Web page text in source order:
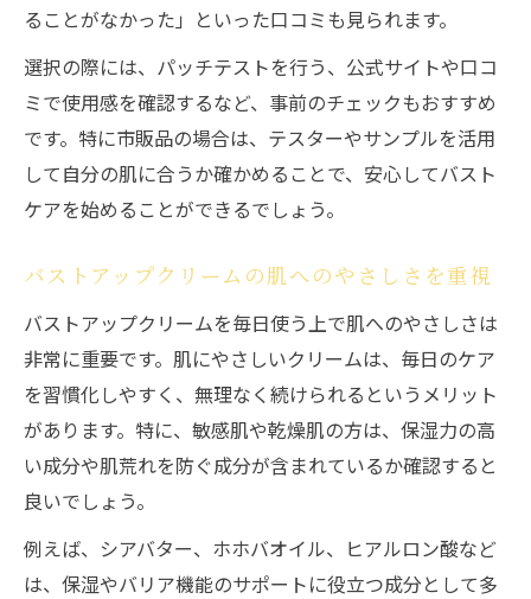
ることがなかった」といった口コミも見られます。
選択の際には、パッチテストを行う、公式サイトや口コ
ミで使用感を確認するなど、事前のチェックもおすすめ
です。特に市販品の場合は、テスターやサンプルを活用
して自分の肌に合うか確かめることで、安心してバスト
ケアを始めることができるでしょう。
バストアップクリームの肌へのやさしさを重視
バストアップクリームを毎日使う上で肌へのやさしさは
非常に重要です。肌にやさしいクリームは、毎日のケア
を習慣化しやすく、無理なく続けられるというメリット
があります。特に、敏感肌や乾燥肌の方は、保湿力の高
い成分や肌荒れを防ぐ成分が含まれているか確認すると
良いでしょう。
例えば、シアバター、ホホバオイル、ヒアルロン酸など
は、保湿やバリア機能のサポートに役立つ成分として多